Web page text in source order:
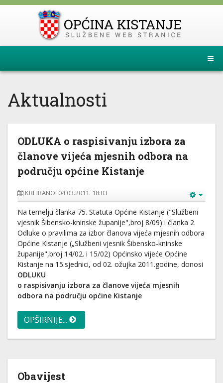
Aktualnosti
ODLUKA o raspisivanju izbora za
članove vijeća mjesnih odbora na
području općine Kistanje
KREIRANO: 04.03.2011. 18:03
Na temelju članka 75. Statuta Općine Kistanje ("Službeni
vjesnik Šibensko-kninske županije",broj 8/09) i članka 2.
Odluke o pravilima za izbor članova vijeća mjesnih odbora
Općine Kistanje („Službeni vjesnik Šibensko-kninske
županije",broj 14/02. i 15/02) Općinsko vijeće Općine
Kistanje na 15.sjednici, od 02. ožujka 2011.godine, donosi
ODLUKU
o raspisivanju izbora za članove vijeća mjesnih
odbora na području općine Kistanje
OPŠIRNIJE...
Obavijest